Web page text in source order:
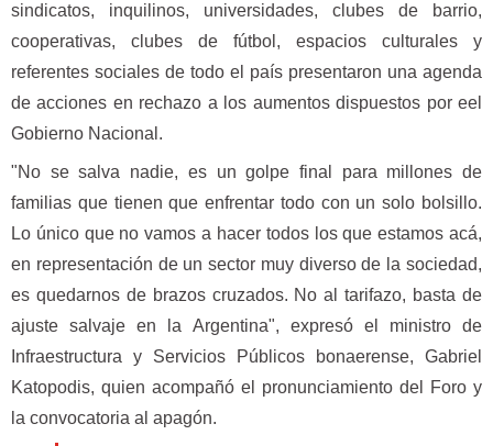
sindicatos, inquilinos, universidades, clubes de barrio,
cooperativas, clubes de fútbol, espacios culturales y
referentes sociales de todo el país presentaron una agenda
de acciones en rechazo a los aumentos dispuestos por eel
Gobierno Nacional.
"No se salva nadie, es un golpe final para millones de
familias que tienen que enfrentar todo con un solo bolsillo.
Lo único que no vamos a hacer todos los que estamos acá,
en representación de un sector muy diverso de la sociedad,
es quedarnos de brazos cruzados. No al tarifazo, basta de
ajuste salvaje en la Argentina", expresó el ministro de
Infraestructura y Servicios Públicos bonaerense, Gabriel
Katopodis, quien acompañó el pronunciamiento del Foro y
la convocatoria al apagón.